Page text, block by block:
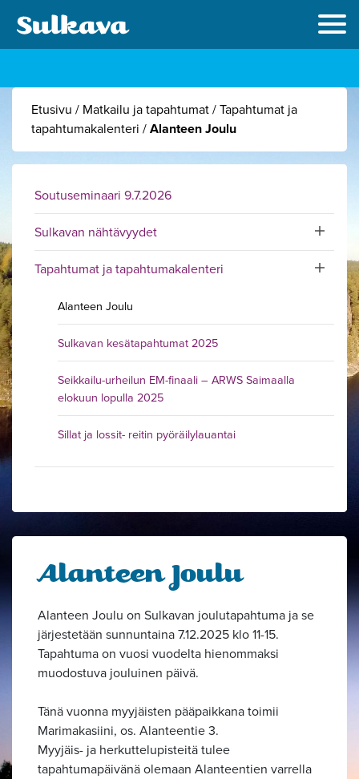
Etusivu / Matkailu ja tapahtumat/Tapahtumat ja
tapahtumakalenteri /Alanteen Joulu
Soutuseminaari 9.7.2026
Sulkavan nähtävyydet
Toggle
Tapahtumat ja tapahtumakalenteri
Toggle
Alanteen Joulu
Sulkavan kesätapahtumat 2025
Seikkailu-urheilun EM-finaali – ARWS Saimaalla
elokuun lopulla 2025
Sillat ja lossit- reitin pyöräilylauantai
Alanteen Joulu
Alanteen Joulu on Sulkavan joulutapahtuma ja se
järjestetään sunnuntaina 7.12.2025 klo 11-15.
Tapahtuma on vuosi vuodelta hienommaksi
muodostuva jouluinen päivä.
Tänä vuonna myyjäisten pääpaikkana toimii
Marimakasiini, os. Alanteentie 3.
Myyjäis- ja herkuttelupisteitä tulee
tapahtumapäivänä olemaan Alanteentien varrella